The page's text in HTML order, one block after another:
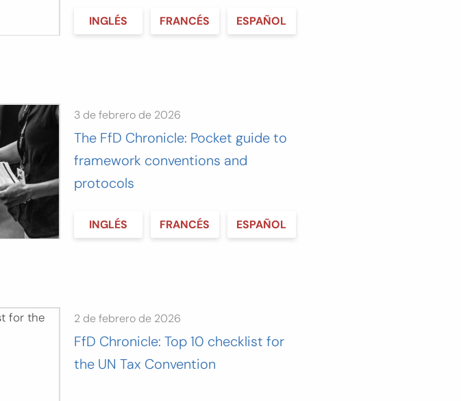
INGLÉS FRANCÉS ESPAÑOL
3 de febrero de 2026
The FfD Chronicle: Pocket guide to
framework conventions and
protocols
INGLÉS FRANCÉS ESPAÑOL
2 de febrero de 2026
FfD Chronicle: Top 10 checklist for
the UN Tax Convention